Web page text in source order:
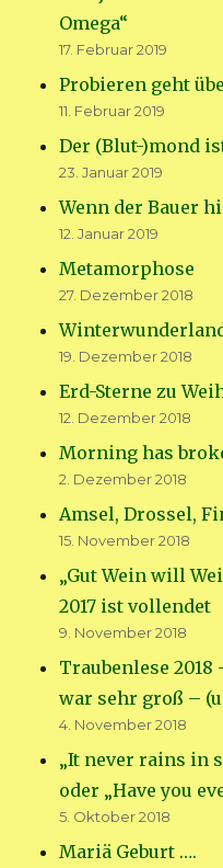
Omega“
17. Februar 2019
Probieren geht
11. Februar 2019
Der (Blut-)mond
23. Januar 2019
Wenn der Bauer
12. Januar 2019
Metamorphose
27. Dezember 2018
19. Dezember 2018
Erd-Sterne zu
12. Dezember 2018
Morning has
2. Dezember 2018
Amsel, Drossel,
15. November 2018
„Gut Wein will
2017 ist vollendet
9. November 2018
Traubenlese 2018
war sehr groß –
4. November 2018
„It never rains in
oder „Have you
5. Oktober 2018
Mariä Geburt ….